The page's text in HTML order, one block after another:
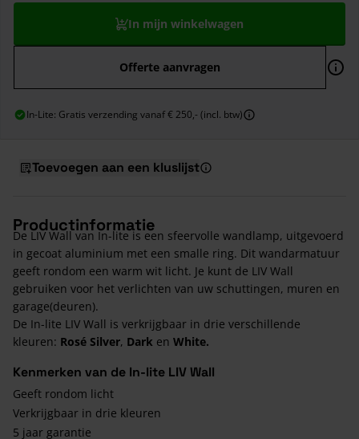
In mijn winkelwagen
Offerte aanvragen
In-Lite: Gratis verzending vanaf € 250,- (incl. btw)
Toevoegen aan een kluslijst
Productinformatie
De LIV Wall van In-lite is een sfeervolle wandlamp, uitgevoerd
in gecoat aluminium met een smalle ring. Dit wandarmatuur
geeft rondom een warm wit licht. Je kunt de LIV Wall
gebruiken voor het verlichten van uw schuttingen, muren en
garage(deuren).
De In-lite LIV Wall is verkrijgbaar in drie verschillende
kleuren: Rosé Silver, Dark en White.
Kenmerken van de In-lite LIV Wall
Geeft rondom licht
Verkrijgbaar in drie kleuren
5 jaar garantie